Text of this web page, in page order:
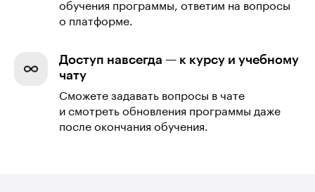
обучения программы, ответим на вопросы
о платформе.
Доступ навсегда — к курсу и учебному
чату
Сможете задавать вопросы в чате
и смотреть обновления программы даже
после окончания обучения.